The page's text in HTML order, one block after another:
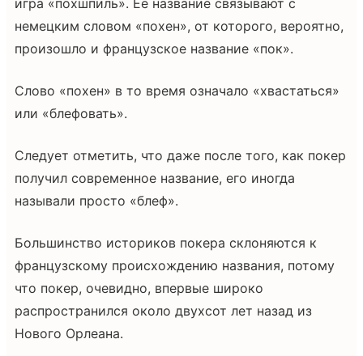
немецким словом «похен», от которого, вероятно,
произошло и французское название «пок».
Слово «похен» в то время означало «хвастаться»
или «блефовать».
Следует отметить, что даже после того, как покер
получил современное название, его иногда
называли просто «блеф».
Большинство историков покера склоняются к
французскому происхождению названия, потому
что покер, очевидно, впервые широко
распространился около двухсот лет назад из
Нового Орлеана.